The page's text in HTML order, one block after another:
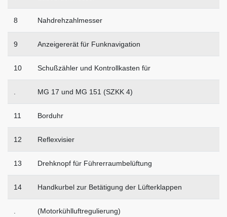
8 Nahdrehzahlmesser
9 Anzeigererät für Funknavigation
10 Schußzähler und Kontrollkasten für
. MG 17 und MG 151 (SZKK 4)
11 Borduhr
12 Reflexvisier
13 Drehknopf für Führerraumbelüftung
14 Handkurbel zur Betätigung der Lüfterklappen
. (Motorkühlluftregulierung)